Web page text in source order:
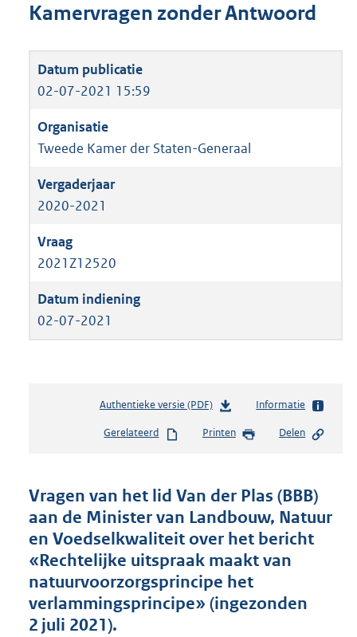
Kamervragen zonder Antwoord
02-07-2021 15:59
Tweede Kamer der Staten-Generaal
2020-2021
2021Z12520
02-07-2021
Authentieke versie (PDF)b
s
n
d
s
g
r
o
t
Informatie
Gerelateerd Printen Delen
Vragen van het lid Van der Plas (BBB)
aan de Minister van Landbouw, Natuur
en Voedselkwaliteit over het bericht
«Rechtelijke uitspraak maakt van
natuurvoorzorgsprincipe het
verlammingsprincipe» (ingezonden
2 juli 2021).